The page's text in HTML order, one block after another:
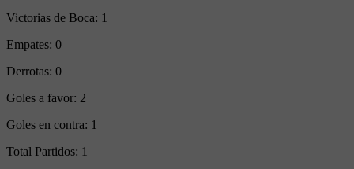
Victorias de Boca: 1
Empates: 0
Derrotas: 0
Goles a favor: 2
Goles en contra: 1
Total Partidos: 1